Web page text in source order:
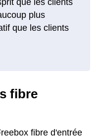
plus
que les clients
fibre
fibre d'entrée